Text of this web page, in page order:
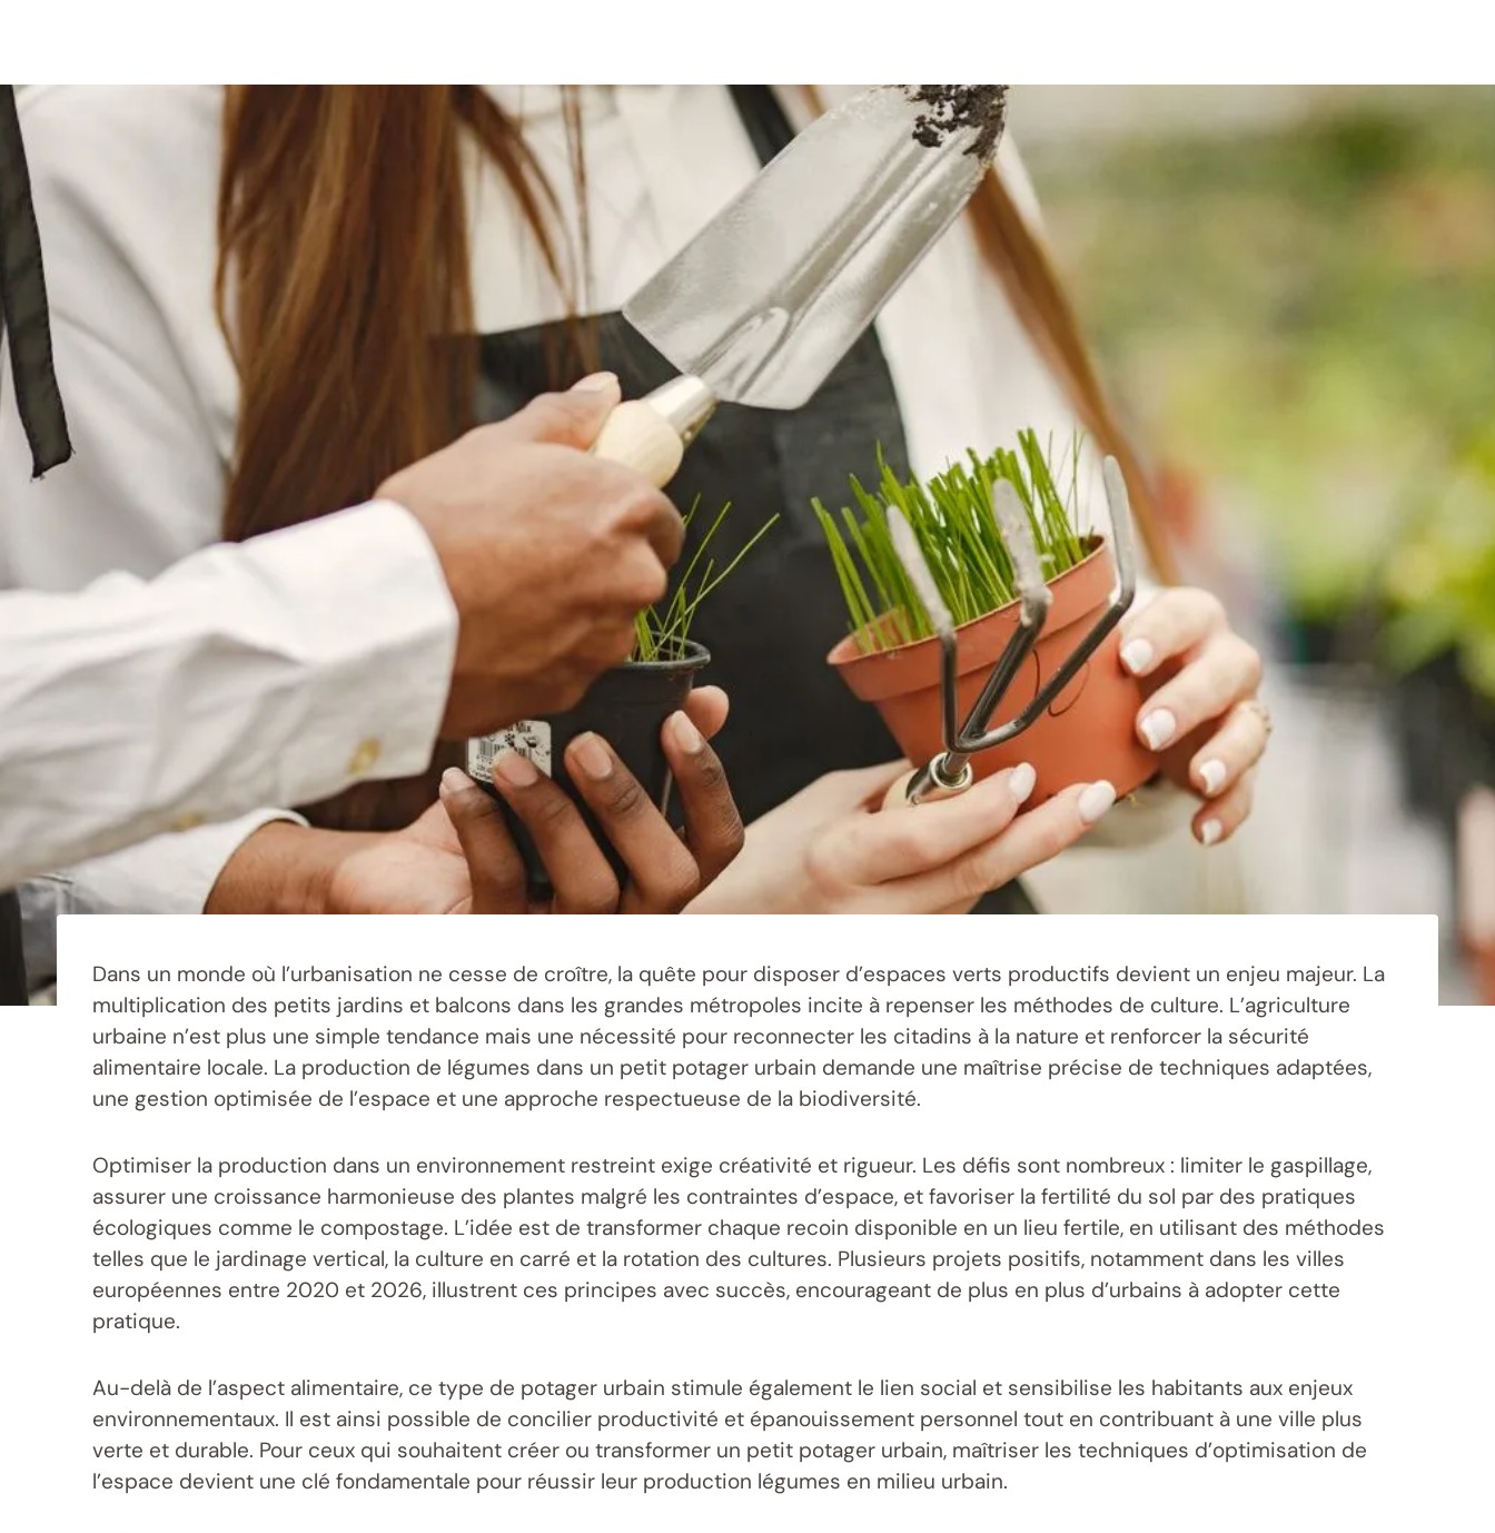
Dans un monde où l’urbanisation ne cesse de croître, la quête pour disposer d’espaces verts productifs devient un enjeu majeur. La
multiplication des petits jardins et balcons dans les grandes métropoles incite à repenser les méthodes de culture. L’agriculture
urbaine n’est plus une simple tendance mais une nécessité pour reconnecter les citadins à la nature et renforcer la sécurité
alimentaire locale. La production de légumes dans un petit potager urbain demande une maîtrise précise de techniques adaptées,
une gestion optimisée de l’espace et une approche respectueuse de la biodiversité.
Optimiser la production dans un environnement restreint exige créativité et rigueur. Les défis sont nombreux : limiter le gaspillage,
assurer une croissance harmonieuse des plantes malgré les contraintes d’espace, et favoriser la fertilité du sol par des pratiques
écologiques comme le compostage. L’idée est de transformer chaque recoin disponible en un lieu fertile, en utilisant des méthodes
telles que le jardinage vertical, la culture en carré et la rotation des cultures. Plusieurs projets positifs, notamment dans les villes
européennes entre 2020 et 2026, illustrent ces principes avec succès, encourageant de plus en plus d’urbains à adopter cette
pratique.
Au-delà de l’aspect alimentaire, ce type de potager urbain stimule également le lien social et sensibilise les habitants aux enjeux
environnementaux. Il est ainsi possible de concilier productivité et épanouissement personnel tout en contribuant à une ville plus
verte et durable. Pour ceux qui souhaitent créer ou transformer un petit potager urbain, maîtriser les techniques d’optimisation de
l’espace devient une clé fondamentale pour réussir leur production légumes en milieu urbain.